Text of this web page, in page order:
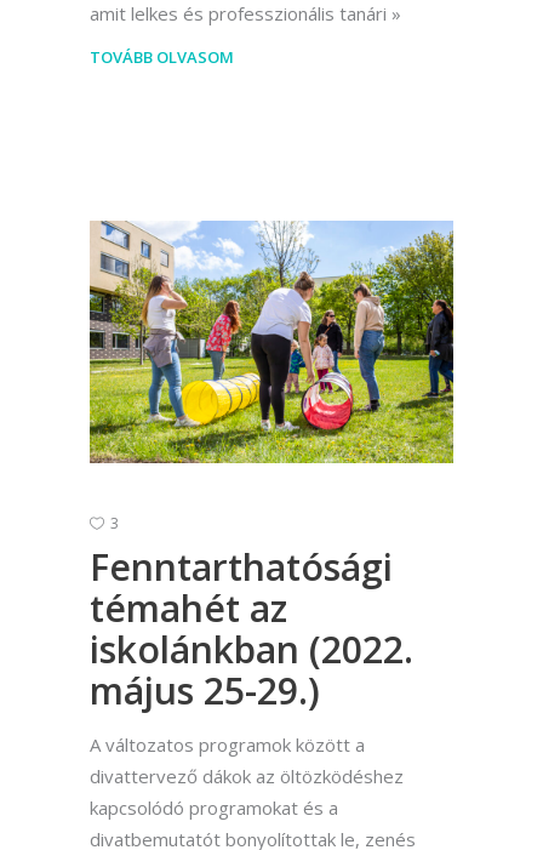
amit lelkes és professzionális tanári
TOVÁBB OLVASOM
3
Fenntarthatósági
témahét az
iskolánkban (2022.
május 25-29.)
A változatos programok között a
divattervező dákok az öltözködéshez
kapcsolódó programokat és a
divatbemutatót bonyolítottak le, zenés